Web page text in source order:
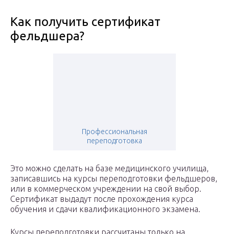
Как получить сертификат
фельдшера?
Профессиональная
переподготовка
Это можно сделать на базе медицинского училища,
записавшись на курсы переподготовки фельдшеров,
или в коммерческом учреждении на свой выбор.
Сертификат выдадут после прохождения курса
обучения и сдачи квалификационного экзамена.
Курсы переподготовки рассчитаны только на